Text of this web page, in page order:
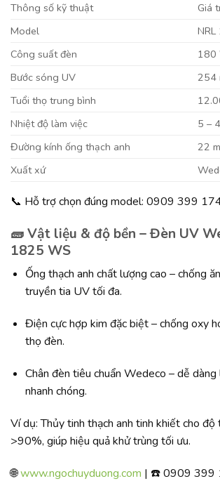
Thông số kỹ thuật
Giá
Model
Công suất đèn
180
Bước sóng UV
254
Tuổi thọ trung bình
Nhiệt độ làm việc
5 –
Đường kính ống thạch anh
22
Xuất xứ
📞 Hỗ trợ chọn đúng model: 0909 399
🧱 Vật liệu & độ bền – Đèn UV
1825 WS
Ống thạch anh chất lượng cao – chống
truyền tia UV tối đa.
Điện cực hợp kim đặc biệt – chống oxy
thọ đèn.
Chân đèn tiêu chuẩn Wedeco – dễ
nhanh chóng.
Ví dụ: Thủy tinh thạch anh tinh khiết cho
>90%, giúp hiệu quả khử trùng tối ưu.
🌐www.ngochuyduong.com | ☎️ 0909